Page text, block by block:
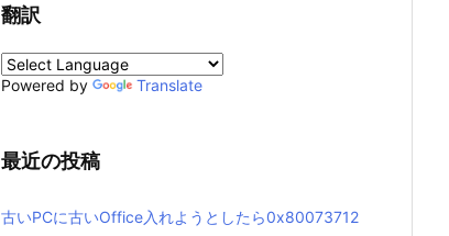
翻訳
Powered by Translate
最近の投稿
古いPCに古いOffice入れようとしたら0x80073712